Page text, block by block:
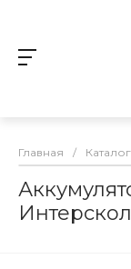
Главная /